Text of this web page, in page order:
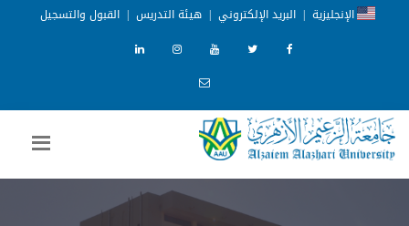
الإنجليزية | البريد الإلكتروني | هيئة التدريس | القبول والتسجيل